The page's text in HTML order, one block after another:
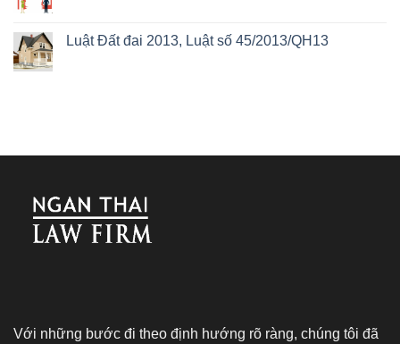
Luật Đất đai 2013, Luật số 45/2013/QH13
Với những bước đi theo định hướng rõ ràng, chúng tôi đã